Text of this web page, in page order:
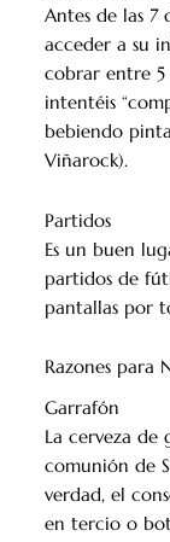
Antes de las
acceder a su
cobrar entre 5
intentéis
bebiendo
Viñarock).
Partidos
Es un buen
partidos de
pantallas por
Razones para
Garrafón
La cerveza de
comunión de
verdad, el
en tercio o